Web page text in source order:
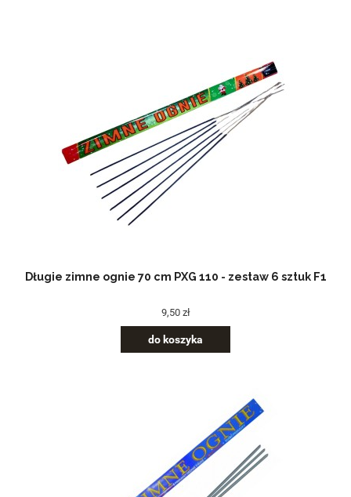
Długie zimne ognie 70 cm PXG 110 - zestaw 6 sztuk F1
9,50 zł
do koszyka